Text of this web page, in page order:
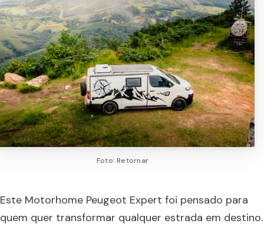
Foto: Retornar
Este Motorhome Peugeot Expert foi pensado para
quem quer transformar qualquer estrada em destino.